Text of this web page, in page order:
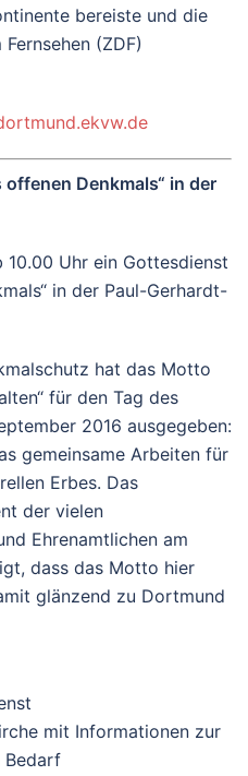
bereiste und die
(ZDF)
Denkmals“ in der
10.00 Uhr ein Gottesdienst
in der Paul-Gerhardt-
hat das Motto
für den Tag des
2016 ausgegeben:
gemeinsame Arbeiten für
Erbes. Das
der vielen
Ehrenamtlichen am
dass das Motto hier
glänzend zu Dortmund
mit Informationen zur
Bedarf